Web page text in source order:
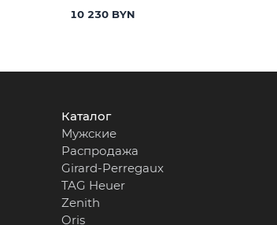
10 230 BYN
Каталог
Мужские
Распродажа
Girard-Perregaux
TAG Heuer
Zenith
Oris